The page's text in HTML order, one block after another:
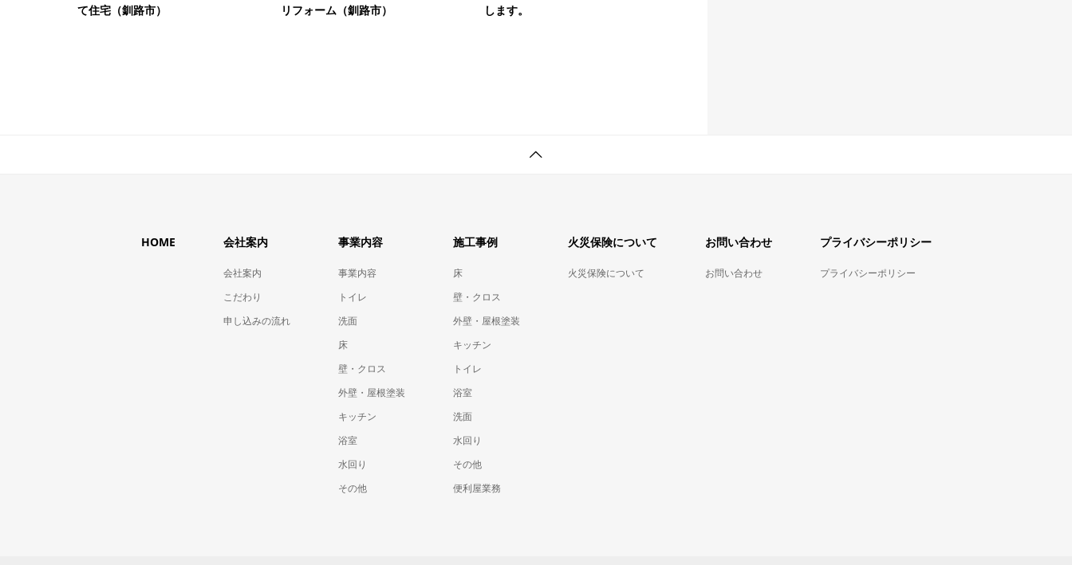
て住宅（釧路市）
リフォーム（釧路市）
します。
HOME 会社案内
会社案内
こだわり
申し込みの流れ
事業内容
事業内容
トイレ
洗面
床
壁・クロス
外壁・屋根塗装
キッチン
浴室
水回り
その他
施工事例
床
壁・クロス
外壁・屋根塗装
キッチン
トイレ
浴室
洗面
水回り
その他
便利屋業務
火災保険について
火災保険について
お問い合わせ
お問い合わせ
プライバシーポリシー
プライバシーポリシー